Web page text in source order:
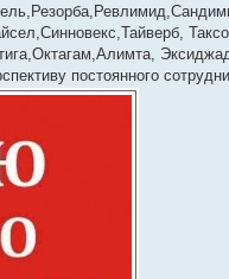
постоянного